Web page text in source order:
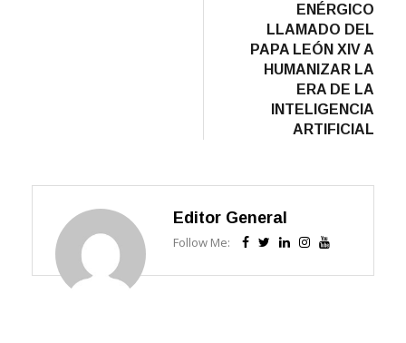
ENÉRGICO
LLAMADO DEL
PAPA LEÓN XIV A
HUMANIZAR LA
ERA DE LA
INTELIGENCIA
ARTIFICIAL
Editor General
Follow Me: